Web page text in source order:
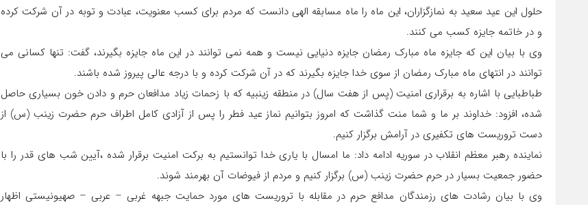
حلول این عید سعید به نمازگزاران، این ماه را ماه مسابقه الهی دانست که مردم برای کسب معنویت، عبادت و توبه در آن شرکت کرده
و در خاتمه جایزه کسب می کنند.
وی با بیان این که جایزه ماه مبارک رمضان جایزه دنیایی نیست و همه نمی توانند در این ماه جایزه بگیرند، گفت: تنها کسانی می
توانند در انتهای ماه مبارک رمضان از سوی خدا جایزه بگیرند که در آن شرکت کرده و با درجه عالی پیروز شده باشند.
طباطبایی با اشاره به برقراری امنیت (پس از هفت سال) در منطقه زینبیه که با زحمات زیاد مدافعان حرم و دادن خون بسیاری حاصل
شده، افزود: خداوند بر ما و شما منت گذاشت که امروز بتوانیم نماز عید فطر را پس از آزادی کامل اطراف حرم حضرت زینب (س) از
دست تروریست های تکفیری در آرامش برگزار کنیم.
نماینده رهبر معظم انقلاب در سوریه ادامه داد: ما امسال با یاری خدا توانستیم به برکت امنیت برقرار شده ،آیین شب های قدر را با
حضور جمعیت بسیار در حرم حضرت زینب (س) برگزار کنیم و مردم از فیوضات آن بهرمند شوند.
وی با بیان رشادت های رزمندگان مدافع حرم در مقابله با تروریست های مورد حمایت جبهه غربی – عربی – صهیونیستی اظهار